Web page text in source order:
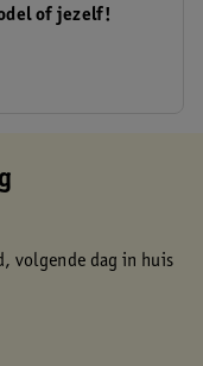
of jezelf!
volgende dag in huis